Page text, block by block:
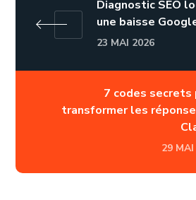
Diagnostic SEO
une baisse
23 MAI 2026
7 codes secrets
transformer les
29